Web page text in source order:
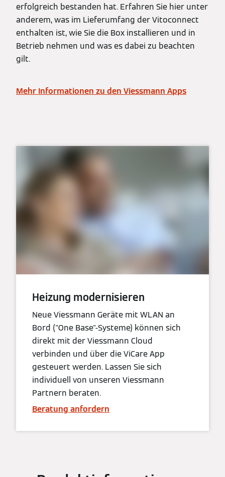
erfolgreich bestanden hat. Erfahren Sie hier unter
anderem, was im Lieferumfang der Vitoconnect
enthalten ist, wie Sie die Box installieren und in
Betrieb nehmen und was es dabei zu beachten
gilt.
Mehr Informationen zu den Viessmann Apps
Heizung modernisieren
Neue Viessmann Geräte mit WLAN an
Bord ("One Base"-Systeme) können sich
direkt mit der Viessmann Cloud
verbinden und über die ViCare App
gesteuert werden. Lassen Sie sich
individuell von unseren Viessmann
Partnern beraten.
Beratung anfordern